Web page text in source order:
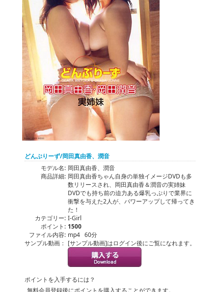
どんぶりーず/岡田真由香、潤音
モデル名: 岡田真由香、潤音
商品詳細: 岡田真由香ちゃん自身の単独イメージDVDも多
数リリースされ、岡田真由香＆潤音の実姉妹
DVDでも持ち前の迫力ある爆乳っぷりで業界に
衝撃を与えた2人が、パワーアップして帰ってき
た！
カテゴリー: I-Girl
ポイント: 1500
ファイル内容: mp4 60分
サンプル動画： [サンプル動画]はログイン後にご覧になれます。
ポイントを入手するには？
無料会員登録後にポイントを購入することができます。